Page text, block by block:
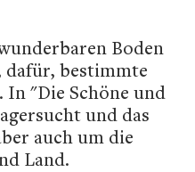
Boden
bestimmte
In "Die Schöne und
und das
auch um die
Land.